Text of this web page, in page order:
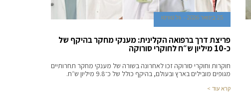
25 בינואר 2026 גל טוויטו
פריצת דרך ברפואה הקלינית: מענקי מחקר בהיקף של
כ-10 מיליון ש״ח לחוקרי סורוקה
חוקרות וחוקרי סורוקה זכו לאחרונה בשורה של מענקי מחקר תחרותיים
מגופים מובילים בארץ ובעולם, בהיקף כולל של כ־9.8 מיליון ש״ח.
קרא עוד >